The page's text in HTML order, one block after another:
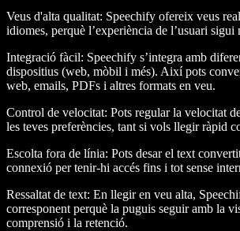
Veus d'alta qualitat: Speechify ofereix veus
idiomes, perquè l’experiència de l’usuari sigui
Integració fàcil: Speechify s’integra amb
dispositius (web, mòbil i més). Així pots
web, emails, PDFs i altres formats en veu.
Control de velocitat: Pots regular la velocitat
les teves preferències, tant si vols llegir ràpid
Escolta fora de línia: Pots desar el text
connexió per tenir-hi accés fins i tot sense
Ressaltat de text: En llegir en veu alta,
corresponent perquè la puguis seguir amb la
comprensió i la retenció.